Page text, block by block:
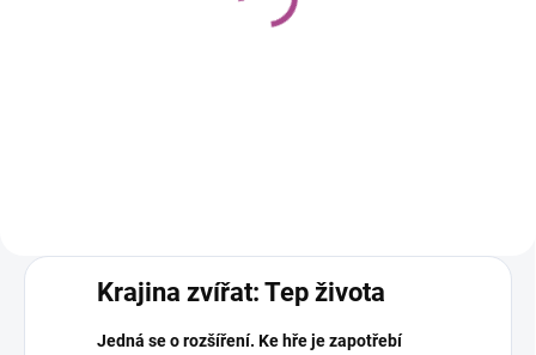
Krajina zvířat: Tep života
Jedná se o rozšíření. Ke hře je zapotřebí